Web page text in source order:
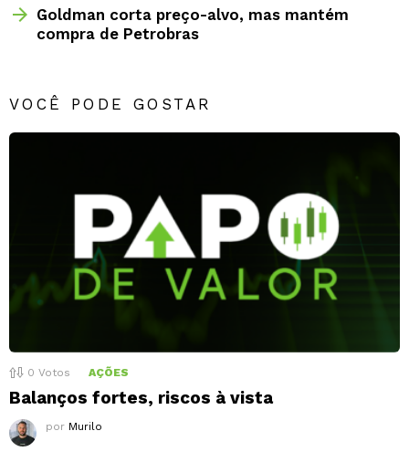
Goldman corta preço-alvo, mas mantém
compra de Petrobras
VOCÊ PODE GOSTAR
0 Votos AÇÕES
Balanços fortes, riscos à vista
por Murilo